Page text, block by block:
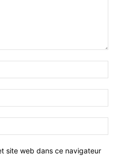
site web dans ce navigateur